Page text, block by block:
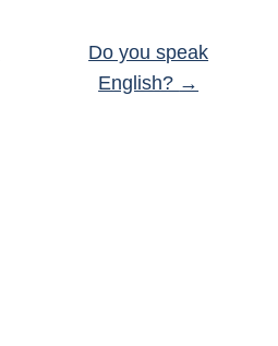
Do you speak
English? →